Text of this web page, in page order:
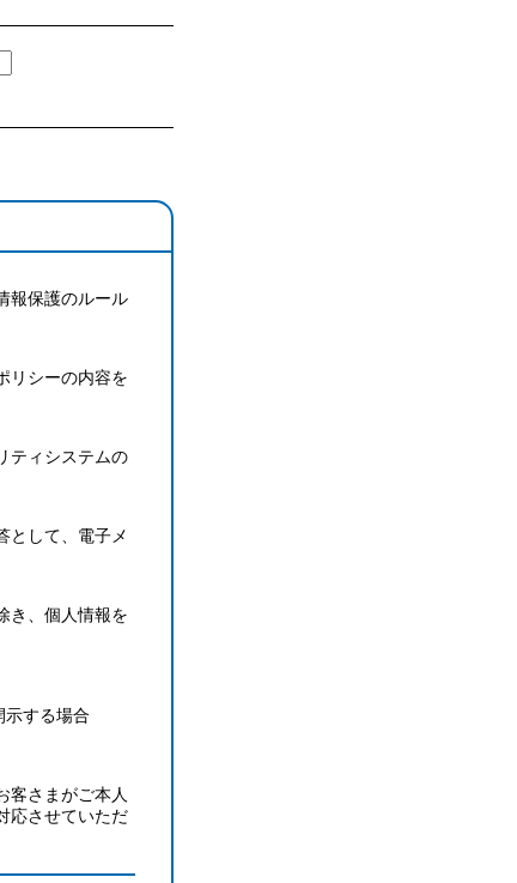
報保護のルール
リシーの内容を
ティシステムの
として、電子メ
き、個人情報を
示する場合
客さまがご本人
応させていただ